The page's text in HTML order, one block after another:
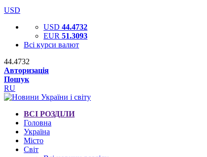
USD
USD 44.4732
EUR 51.3093
Всі курси валют
44.4732
Авторизація
Пошук
RU
ВСІ РОЗДІЛИ
Головна
Україна
Місто
Світ